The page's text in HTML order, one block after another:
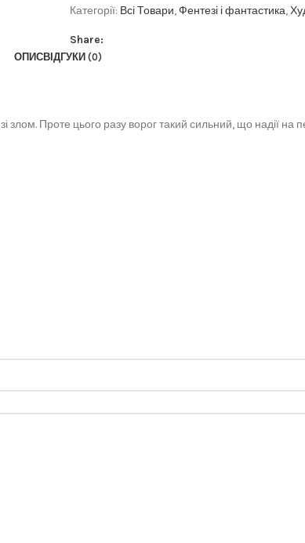
Категорії: Всі Товари,Фентезі і фантастика,
Share:
ОПИСВІДГУКИ (0)
злом. Проте цього разу ворог такий сильний, що надії